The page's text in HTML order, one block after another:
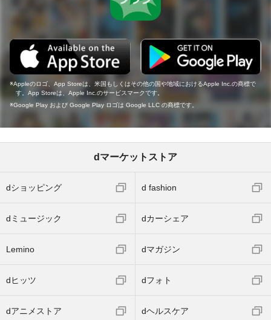
Appleのロゴ、App Storeは、米国もしくはその他の国や地域におけるApple Inc.の商標で
す。App Storeは、Apple Inc.のサービスマークです。
Google Play および Google Play ロゴは Google LLC の商標です。
dマーケットストア
dショッピング d fashion
dミュージック dカーシェア
Lemino dマガジン
dヒッツ dフォト
dアニメストア dヘルスケア